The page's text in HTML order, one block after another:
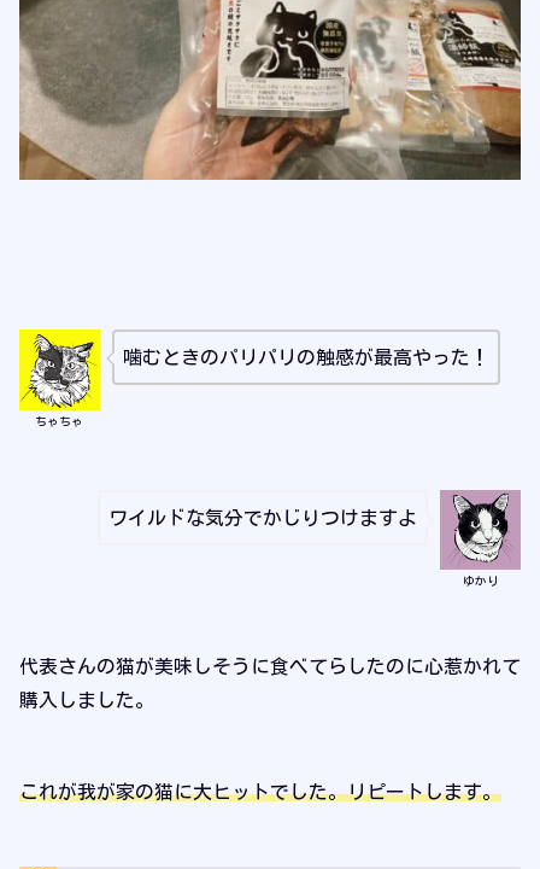
ちゃちゃ
噛むときのパリパリの触感が最高やった！
ゆかり
ワイルドな気分でかじりつけますよ
代表さんの猫が美味しそうに食べてらしたのに心惹かれて
購入しました。
これが我が家の猫に大ヒットでした。リピートします。